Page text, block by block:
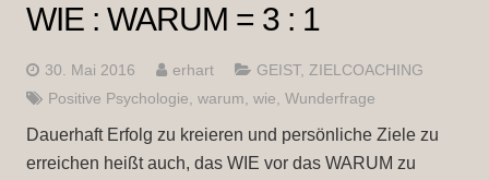
WIE : WARUM = 3 : 1
30. Mai 2016 erhart GEIST, ZIELCOACHING
Positive Psychologie warum wie Wunderfrage
Dauerhaft Erfolg zu kreieren und persönliche Ziele zu
erreichen heißt auch, das WIE vor das WARUM zu